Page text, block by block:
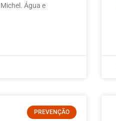
Água e
PREVENÇÃO